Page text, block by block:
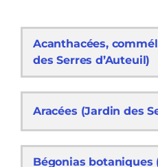
Acanthacées,
des Serres d’Auteuil)
Aracées (Jardin des
Bégonias botaniques